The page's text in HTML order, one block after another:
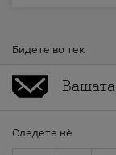
Бидете во тек
Следете нè